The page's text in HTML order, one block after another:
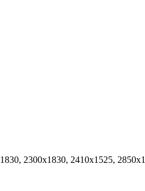
2300х1830, 2410х1525,